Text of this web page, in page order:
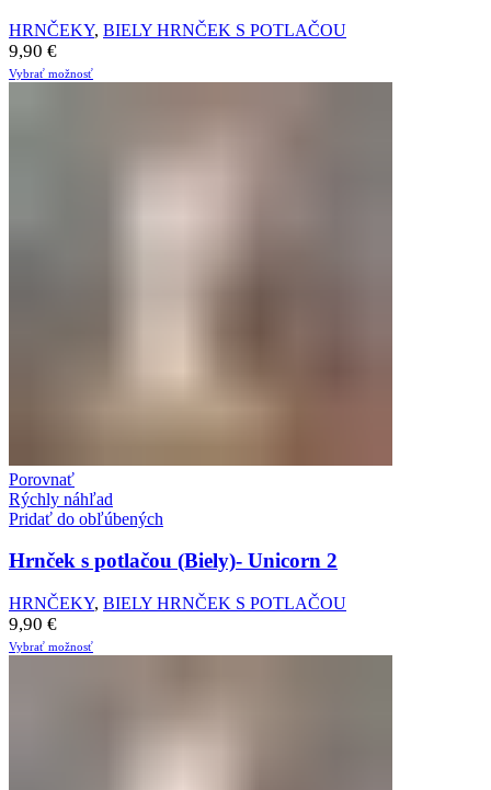
HRNČEKY, BIELY HRNČEK S POTLAČOU
9,90 €
Vybrať možnosť
Porovnať
Rýchly náhľad
Pridať do obľúbených
Hrnček s potlačou (Biely)- Unicorn 2
HRNČEKY, BIELY HRNČEK S POTLAČOU
9,90 €
Vybrať možnosť